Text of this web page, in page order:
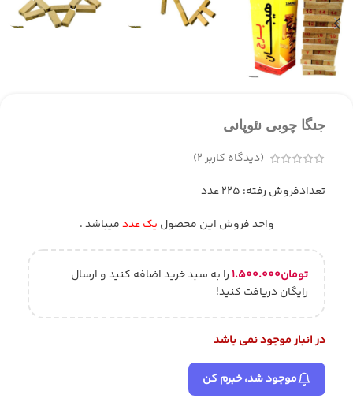
جنگا چوبی نئوپانی
(دیدگاه کاربر2
)
تعدادفروش رفته: 225 عدد
واحد فروش این محصول یک عددمیباشد .
تومان۱.۵۰۰.۰۰۰ را به سبد خرید اضافه کنید و ارسال
رایگان دریافت کنید!
در انبار موجود نمی باشد
موجود شد، خبرم کن